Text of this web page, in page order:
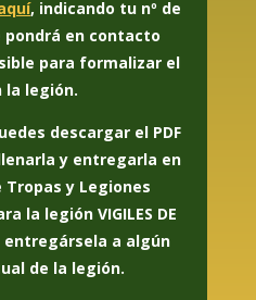
, indicando tu nº de
en contacto
para formalizar el
la legión.
descargar el PDF
y entregarla en
Tropas y Legiones
la legión VIGILES DE
entregársela a algún
de la legión.